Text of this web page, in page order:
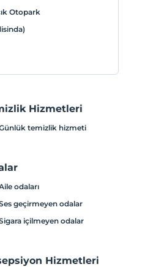
Otopark
Hizmetleri
temizlik hizmeti
odaları
geçirmeyen odalar
içilmeyen odalar
Hizmetleri